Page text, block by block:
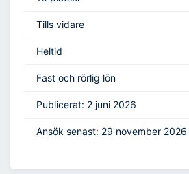
Tills vidare
Heltid
Fast och rörlig lön
Publicerat: 2 juni 2026
Ansök senast: 29 november 2026